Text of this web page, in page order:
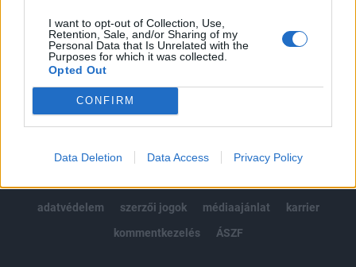
I want to opt-out of Collection, Use,
Retention, Sale, and/or Sharing of my
Personal Data that Is Unrelated with the
Purposes for which it was collected.
Opted Out
CONFIRM
Data Deletion Data Access Privacy Policy
MÁR ELŐFIZETŐNK VAGY?BEJELENTKEZÉS
© 2026 Portfolio
adatvédelem
szerzői jogok médiaajánlat
karrier
kommentkezelés
ÁSZF